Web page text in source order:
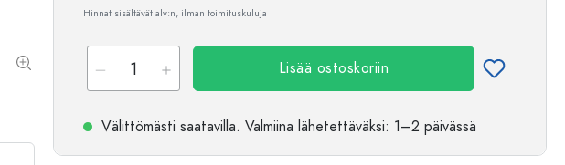
Hinnat sisältävät alv:n, ilman toimituskuluja
Lisää ostoskoriin
Välittömästi saatavilla. Valmiina lähetettäväksi: 1–2 päivässä